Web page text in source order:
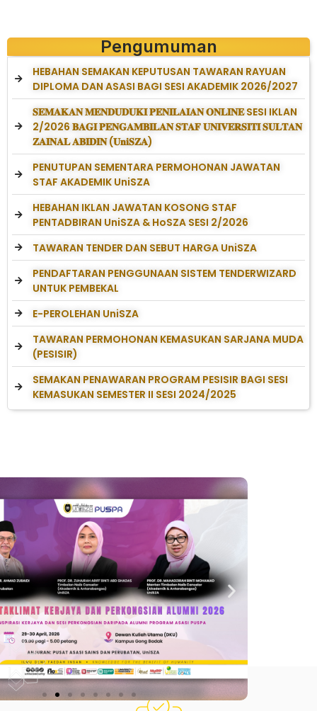
Pengumuman
HEBAHAN SEMAKAN KEPUTUSAN TAWARAN RAYUAN
DIPLOMA DAN ASASI BAGI SESI AKADEMIK 2026/2027
𝐒𝐄𝐌𝐀𝐊𝐀𝐍 𝐌𝐄𝐍𝐃𝐔𝐃𝐔𝐊𝐈 𝐏𝐄𝐍𝐈𝐋𝐀𝐈𝐀𝐍 𝐎𝐍𝐋𝐈𝐍𝐄 SESI IKLAN
2/2026 𝐁𝐀𝐆𝐈 𝐏𝐄𝐍𝐆𝐀𝐌𝐁𝐈𝐋𝐀𝐍 𝐒𝐓𝐀𝐅 𝐔𝐍𝐈𝐕𝐄𝐑𝐒𝐈𝐓𝐈 𝐒𝐔𝐋𝐓𝐀𝐍
𝐙𝐀𝐈𝐍𝐀𝐋 𝐀𝐁𝐈𝐃𝐈𝐍 (𝐔𝐧𝐢𝐒𝐙𝐀)
PENUTUPAN SEMENTARA PERMOHONAN JAWATAN
STAF AKADEMIK UniSZA
HEBAHAN IKLAN JAWATAN KOSONG STAF
PENTADBIRAN UniSZA & HoSZA SESI 2/2026
TAWARAN TENDER DAN SEBUT HARGA UniSZA
PENDAFTARAN PENGGUNAAN SISTEM TENDERWIZARD
UNTUK PEMBEKAL
E-PEROLEHAN UniSZA
TAWARAN PERMOHONAN KEMASUKAN SARJANA MUDA
(PESISIR)
SEMAKAN PENAWARAN PROGRAM PESISIR BAGI SESI
KEMASUKAN SEMESTER II SESI 2024/2025